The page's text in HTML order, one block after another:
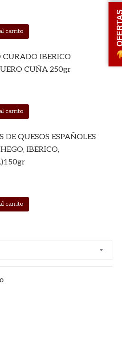
carrito
CURADO IBERICO
CUÑA 250gr
carrito
DE QUESOS ESPAÑOLES
IBERICO,
carrito